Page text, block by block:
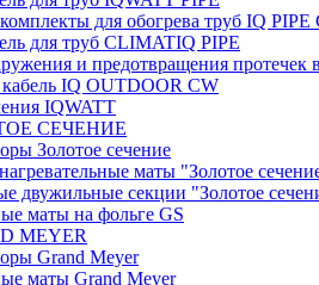
для обогрева труб IQ PIPE
для труб CLIMATIQ PIPE
и предотвращения протечек
IQ OUTDOOR CW
IQWATT
СЕЧЕНИЕ
Золотое сечение
маты "Золотое
двужильные секции "Золотое
маты на фольге GS
MEYER
Grand Meyer
маты Grand Meyer